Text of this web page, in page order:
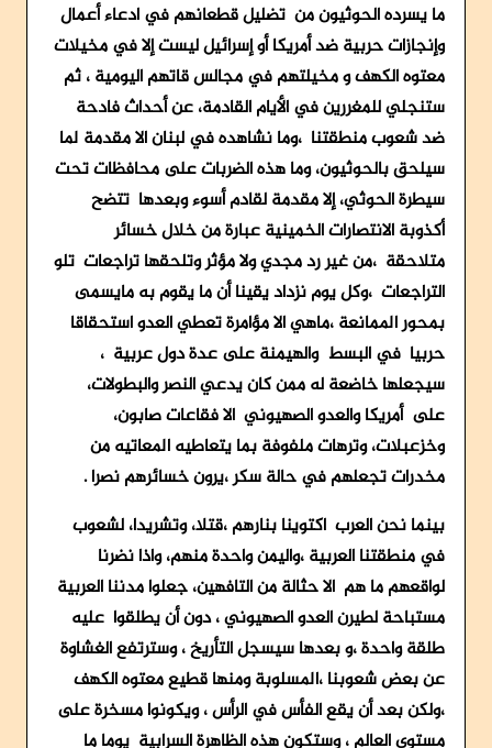
ما يسرده الحوثيون من تضليل قطعانهم في ادعاء أعمال
وإنجازات حربية ضد أمريكا أو إسرائيل ليست إلا في مخيلات
معتوه الكهف و مخيلتهم في مجالس قاتهم اليومية ، ثم
ستنجلي للمغررين في الأيام القادمة، عن أحداث فادحة
ضد شعوب منطقتنا ،وما نشاهده في لبنان الا مقدمة لما
سيلحق بالحوثيون، وما هذه الضربات على محافظات تحت
سيطرة الحوثي، إلا مقدمة لقادم أسوء وبعدها تتضح
أكذوبة الانتصارات الخمينية عبارة من خلال خسائر
متلاحقة ،من غير رد مجدي ولا مؤثر وتلحقها تراجعات تلو
التراجعات ،وكل يوم نزداد يقينا أن ما يقوم به مايسمى
بمحور الممانعة ،ماهي الا مؤامرة تعطي العدو استحقاقا
حربيا في البسط والهيمنة على عدة دول عربية ،
سيجعلها خاضعة له ممن كان يدعي النصر والبطولات،
على أمريكا والعدو الصهيوني الا فقاعات صابون،
وخزعبلات، وترهات ملفوفة بما يتعاطيه المعاتيه من
مخدرات تجعلهم في حالة سكر ،يرون خسائرهم نصرا .
بينما نحن العرب اكتوينا بنارهم ،قتلا، وتشريدا، لشعوب
في منطقتنا العربية ،واليمن واحدة منهم، واذا نضرنا
لواقعهم ما هم الا حثالة من التافهين، جعلوا مدننا العربية
مستباحة لطيرن العدو الصهيوني ، دون أن يطلقوا عليه
طلقة واحدة ،و بعدها سيسجل التأريخ ، وسترتفع الغشاوة
عن بعض شعوبنا ،المسلوبة ومنها قطيع معتوه الكهف
،ولكن بعد أن يقع الفأس في الرأس ، ويكونوا مسخرة على
مستوى العالم ، وستكون هذه الظاهرة السرابية يوما ما